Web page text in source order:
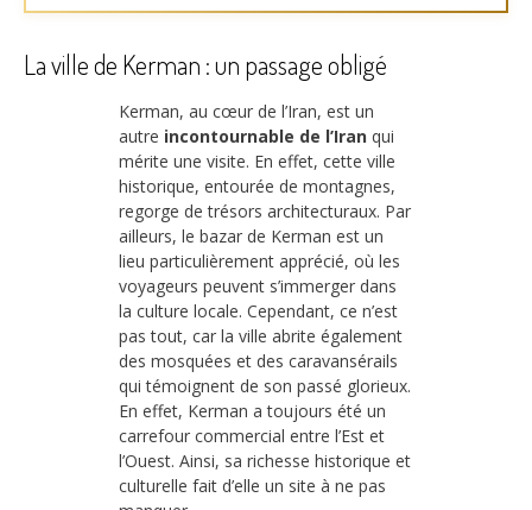
La ville de Kerman : un passage obligé
Kerman, au cœur de l’Iran, est un
autre incontournable de l’Iran qui
mérite une visite. En effet, cette ville
historique, entourée de montagnes,
regorge de trésors architecturaux. Par
ailleurs, le bazar de Kerman est un
lieu particulièrement apprécié, où les
voyageurs peuvent s’immerger dans
la culture locale. Cependant, ce n’est
pas tout, car la ville abrite également
des mosquées et des caravansérails
qui témoignent de son passé glorieux.
En effet, Kerman a toujours été un
carrefour commercial entre l’Est et
l’Ouest. Ainsi, sa richesse historique et
culturelle fait d’elle un site à ne pas